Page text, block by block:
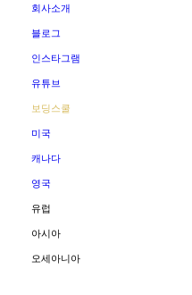
회사소개
블로그
인스타그램
유튜브
보딩스쿨
미국
캐나다
영국
유럽
아시아
오세아니아